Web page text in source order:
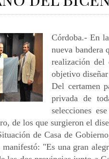
Córdoba.- En
nueva bandera
realización del
objetivo
Del certamen
privada de
selecciones
de los que surgieron el
de Casa de
manifestó: "Es una gran